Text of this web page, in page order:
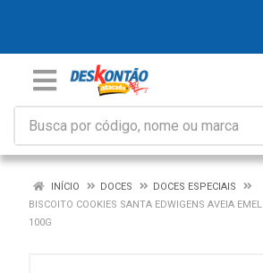
INÍCIO DOCES
DOCES ESPECIAIS
BISCOITO COOKIES SANTA EDWIGENS AVEIA EMEL
100G